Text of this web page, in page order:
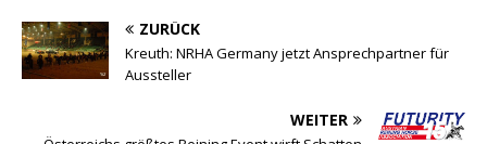
ZURÜCK
Kreuth: NRHA Germany jetzt Ansprechpartner für
Aussteller
WEITER